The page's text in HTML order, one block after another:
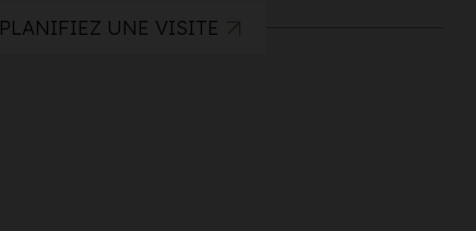
PLANIFIEZ UNE VISITE